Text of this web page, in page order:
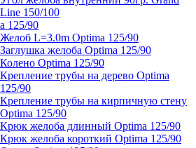
Line 150/100
125/90
Желоб L=3.0m Optima 125/90
Заглушка желоба Optima 125/90
Колено Optima 125/90
Крепление трубы на дерево Optima
125/90
Крепление трубы на кирпичную стену
Optima 125/90
Крюк желоба длинный Optima 125/90
Крюк желоба короткий Optima 125/90